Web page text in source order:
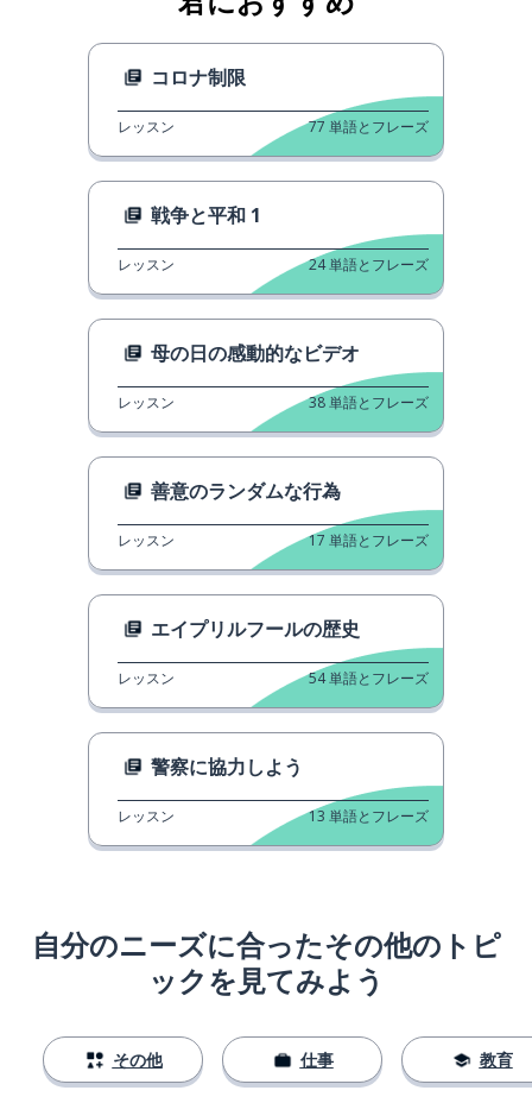
コロナ制限
レッスン 77 単語とフレーズ
戦争と平和 1
レッスン 24単語とフレーズ
母の日の感動的なビデオ
レッスン 38単語とフレーズ
善意のランダムな行為
レッスン 17 単語とフレーズ
エイプリルフールの歴史
レッスン 54単語とフレーズ
警察に協力しよう
レッスン 13 単語とフレーズ
自分のニーズに合ったその他のトピ
ックを見てみよう
その他 仕事 教育